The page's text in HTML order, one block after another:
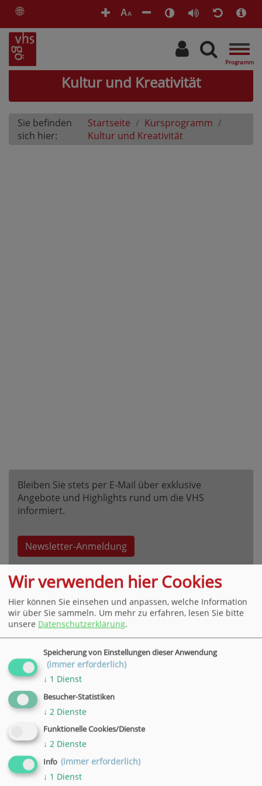
🌐 AA
Kultur und Kreativität
Sie befinden
sich hier:
Startseite
Kursprogramm
Kultur und Kreativität
Bleiben Sie stets per E-Mail über exklusive
Angebote und Highlights rund um die VHS
informiert.
Newsletter-Anmeldung
VHS Hauptgeschäftsstelle Göttingen
Bahnhofsallee 7, 37081 Göttingen
Tel. +49 551 4952-0,E-Mail
» weitere Informationen
VHS Geschäftsstelle in Hann. Münden
Wilhelmshäuser Straße 90, 34346 Hann. Münden
Tel. +49 5541 9548360,
» weitere Informationen
VHS Geschäftsstelle in Duderstadt
Wir verwenden hier Cookies
Hier können Sie einsehen und anpassen, welche Information
wir über Sie sammeln. Um mehr zu erfahren, lesen Sie bitte
unsere Datenschutzerklärung.
Speicherung von Einstellungen dieser Anwendung
(immer erforderlich)
↓ 1 Dienst
Besucher-Statistiken
↓ 2 Dienste
Funktionelle Cookies/Dienste
↓ 2 Dienste
Info (immer erforderlich)
↓ 1 Dienst